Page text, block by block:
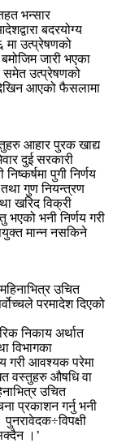
भन्सार
बदरयोग्य
मा उत्प्रेषणको
जारी भएका
समेत उत्प्रेषणको
आएको फैसलामा
आहार पुरक खाद्य
दुई सरकारी
पुगी निर्णय
तथा गुण नियन्त्रण
खरिद विक्री
भनी निर्णय गरी
मान्न नसकिने
उचित
परमादेश दिएको
निकाय अर्थात
विभागका
गरी आवश्यक परेमा
वस्तुहरु औषधि वा
उचित
प्रकाशन गर्नु भनी
।’